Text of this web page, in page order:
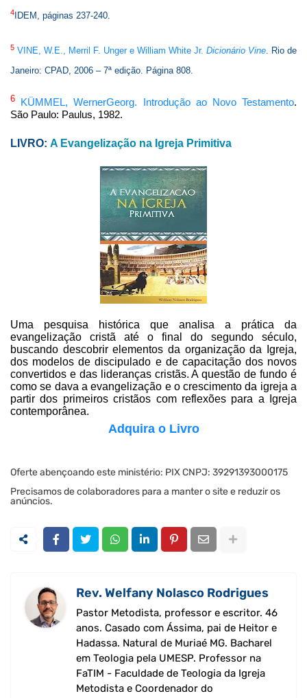
4IDEM, páginas 237-240.
5 VINE, W.E., Merril F. Unger e William White Jr. Dicionário Vine. Rio de
Janeiro: CPAD, 2006 – 7ª edição. Página 808.
6 KÜMMEL, WernerGeorg. Introdução ao Novo Testamento.
São Paulo: Paulus, 1982.
LIVRO: A Evangelização na Igreja Primitiva
Uma pesquisa histórica que analisa a prática da
evangelização cristã até o final do segundo século,
buscando descobrir elementos da organização da Igreja,
dos modelos de discipulado e de capacitação dos novos
convertidos e das lideranças cristãs. A questão de fundo é
como se dava a evangelização e o crescimento da igreja a
partir dos primeiros cristãos com reflexões para a Igreja
contemporânea.
Adquira o Livro
Oferte abençoando este ministério: PIX CNPJ: 39291393000175
Precisamos de colaboradores para a manter o site e reduzir os
anúncios.
Rev. Welfany Nolasco Rodrigues
Pastor Metodista, professor e escritor. 46
anos. Casado com Ássima, pai de Heitor e
Hadassa. Natural de Muriaé MG. Bacharel
em Teologia pela UMESP. Professor na
FaTIM - Faculdade de Teologia da Igreja
Metodista e Coordenador do